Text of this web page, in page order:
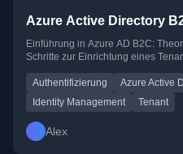
Azure Active Directory
Einführung in Azure AD B2C:
Schritte zur Einrichtung eines
Authentifizierung Azure Active
Identity Management
Tenant
Alex